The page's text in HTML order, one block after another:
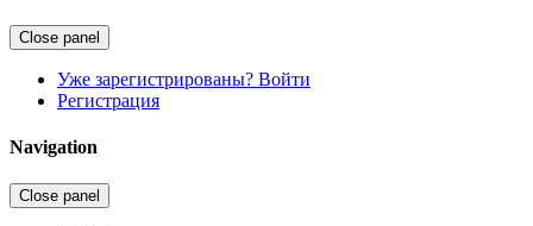
Close panel
Уже зарегистрированы? Войти
Регистрация
Navigation
Close panel